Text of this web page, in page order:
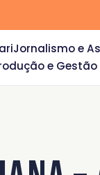
Jornalismo e
e